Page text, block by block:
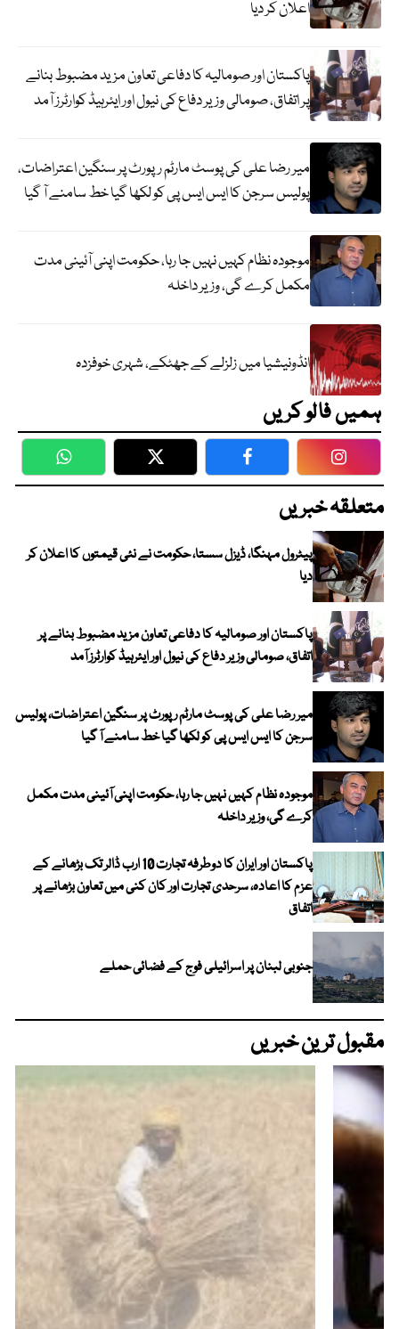
اعلان کر دیا
پاکستان اور صومالیہ کا دفاعی تعاون مزید مضبوط بنانے
پر اتفاق، صومالی وزیر دفاع کی نیول اور ایئرہیڈ کوارٹرز آمد
میر رضا علی کی پوسٹ مارٹم رپورٹ پر سنگین اعتراضات،
پولیس سرجن کا ایس ایس پی کو لکھا گیا خط سامنے آ گیا
موجودہ نظام کہیں نہیں جا رہا، حکومت اپنی آئینی مدت
مکمل کرے گی، وزیر داخلہ
انڈونیشیا میں زلزلے کے جھٹکے، شہری خوفزدہ
ہمیں فالو کریں
WhatsApp Twitter Facebook
متعلقہ خبریں
پیٹرول مہنگا، ڈیزل سستا، حکومت نے نئی قیمتوں کا اعلان کر
دیا
پاکستان اور صومالیہ کا دفاعی تعاون مزید مضبوط بنانے پر
اتفاق، صومالی وزیر دفاع کی نیول اور ایئرہیڈ کوارٹرز آمد
میر رضا علی کی پوسٹ مارٹم رپورٹ پر سنگین اعتراضات، پولیس
سرجن کا ایس ایس پی کو لکھا گیا خط سامنے آ گیا
موجودہ نظام کہیں نہیں جا رہا، حکومت اپنی آئینی مدت مکمل
کرے گی، وزیر داخلہ
پاکستان اور ایران کا دوطرفہ تجارت 10 ارب ڈالر تک بڑھانے کے
عزم کا اعادہ، سرحدی تجارت اور کان کنی میں تعاون بڑھانے پر
اتفاق
جنوبی لبنان پر اسرائیلی فوج کے فضائی حملے
مقبول ترین خبریں